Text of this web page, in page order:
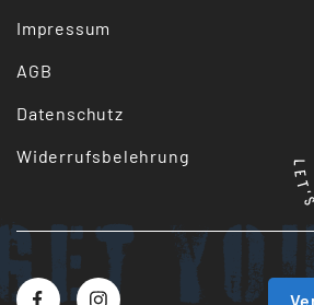
Impressum
AGB
Datenschutz
Widerrufsbelehrung